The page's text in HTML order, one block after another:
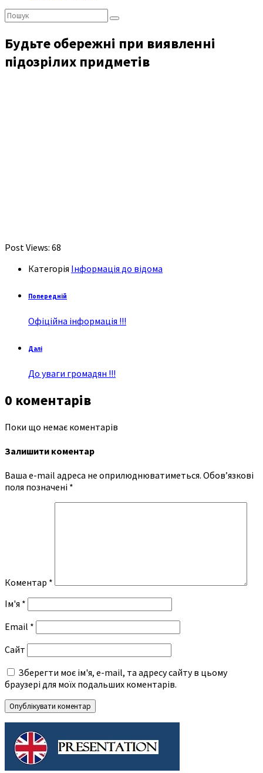
Пошук:
Будьте обережні при виявленні
підозрілих придметів
Post Views: 68
Категорія Інформація до відома
Попередній
Офіційна інформація !!!
Далі
До уваги громадян !!!
0 коментарів
Поки що немає коментарів
Залишити коментар
Ваша e-mail адреса не оприлюднюватиметься. Обов’язкові
поля позначені *
Коментар *
Ім'я *
Email *
Сайт
Зберегти моє ім'я, e-mail, та адресу сайту в цьому
браузері для моїх подальших коментарів.